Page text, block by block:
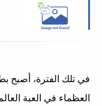
في تلك الفترة، أصبح